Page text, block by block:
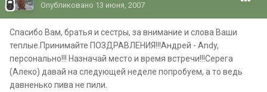
Опубликовано 13 июня, 2007
Спасибо Вам, братья и сестры, за внимание и слова Ваши
теплые.Принимайте ПОЗДРАВЛЕНИЯ!!!Андрей - Andy,
персонально!!! Назначай место и время встречи!!!Серега
(Алеко) давай на следующей неделе попробуем, а то ведь
давненько пива не пили.